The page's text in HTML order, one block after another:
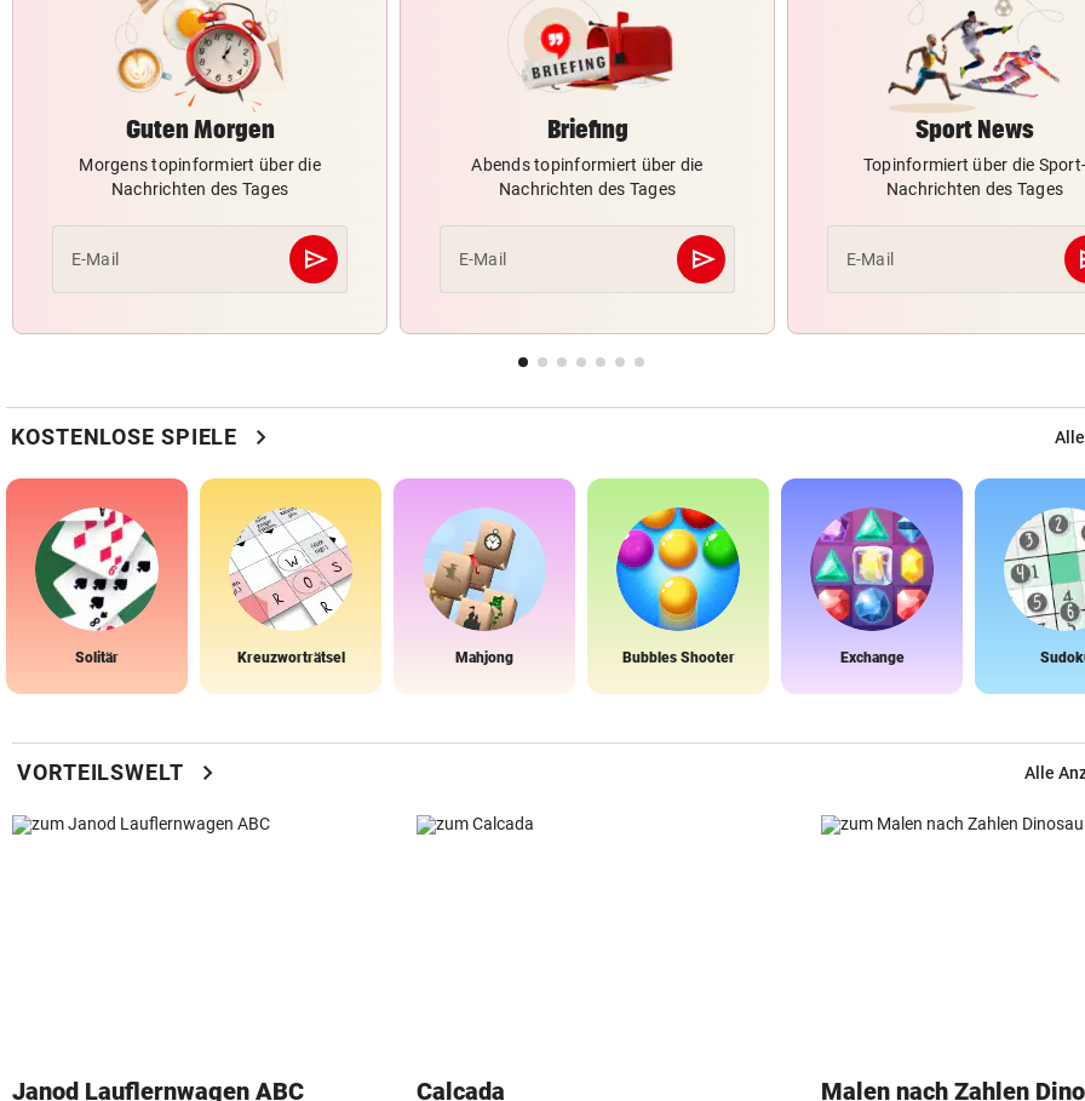
Guten Morgen
Morgens topinformiert über die
Nachrichten des Tages
E-Mail send
Abschicken
Briefing
Abends topinformiert über die
Nachrichten des Tages
E-Mail send
Abschicken
Sport News
Topinformiert über die Sport-
Nachrichten des Tages
E-Mail
KOSTENLOSE SPIELE chevron_right
Solitär Kreuzworträtsel Mahjong Bubbles Shooter Exchange
VORTEILSWELT chevron_right Alle
Janod Lauflernwagen ABC Calcada Malen nach Zahlen